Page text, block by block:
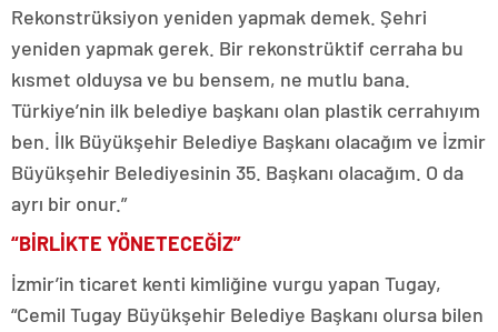
Rekonstrüksiyon yeniden yapmak demek. Şehri
yeniden yapmak gerek. Bir rekonstrüktif cerraha bu
kısmet olduysa ve bu bensem, ne mutlu bana.
Türkiye’nin ilk belediye başkanı olan plastik cerrahıyım
ben. İlk Büyükşehir Belediye Başkanı olacağım ve İzmir
Büyükşehir Belediyesinin 35. Başkanı olacağım. O da
ayrı bir onur.”
“BİRLİKTE YÖNETECEĞİZ”
İzmir’in ticaret kenti kimliğine vurgu yapan Tugay,
“Cemil Tugay Büyükşehir Belediye Başkanı olursa bilen